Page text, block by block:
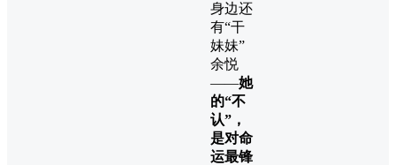
身边还
有“干
妹妹”
余悦
——她
的“不
认”，
是对命
运最锋